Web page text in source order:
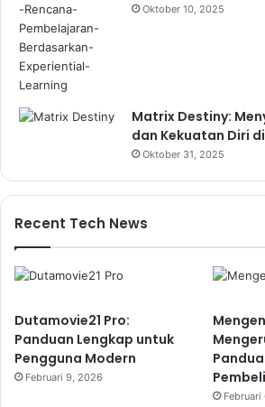
Oktober 10, 2025
Matrix Destiny:
dan Kekuatan Diri
Oktober 31, 2025
Recent Tech News
Dutamovie21 Pro:
Panduan Lengkap untuk
Pengguna Modern
Februari 9, 2026